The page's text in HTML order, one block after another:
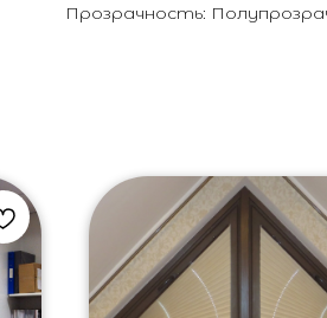
Прозрачность: